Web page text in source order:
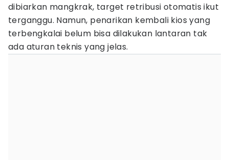
dibiarkan mangkrak, target retribusi otomatis ikut
terganggu. Namun, penarikan kembali kios yang
terbengkalai belum bisa dilakukan lantaran tak
ada aturan teknis yang jelas.